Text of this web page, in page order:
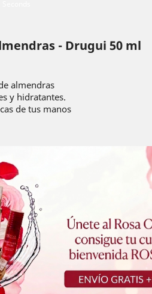
- Drugui 50 ml
almendras
y hidratantes.
de tus manos